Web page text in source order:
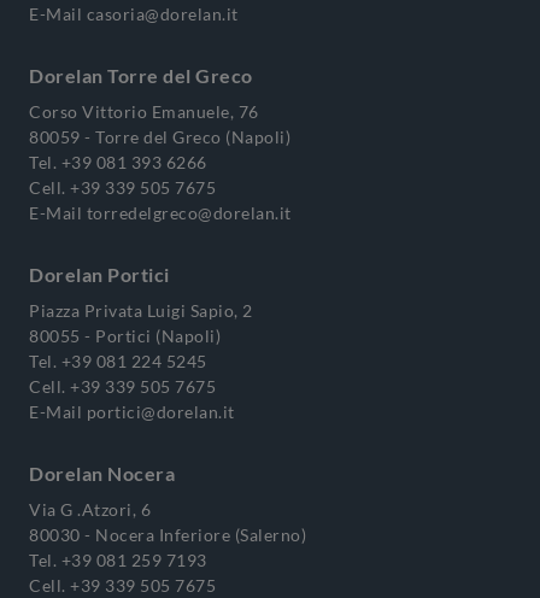
E-Mail casoria@dorelan.it
Dorelan Torre del Greco
Corso Vittorio Emanuele, 76
80059 - Torre del Greco (Napoli)
Tel. +39 081 393 6266
Cell. +39 339 505 7675
E-Mail torredelgreco@dorelan.it
Dorelan Portici
Piazza Privata Luigi Sapio, 2
80055 - Portici (Napoli)
Tel. +39 081 224 5245
Cell. +39 339 505 7675
E-Mail portici@dorelan.it
Dorelan Nocera
Via G .Atzori, 6
80030 - Nocera Inferiore (Salerno)
Tel. +39 081 259 7193
Cell. +39 339 505 7675